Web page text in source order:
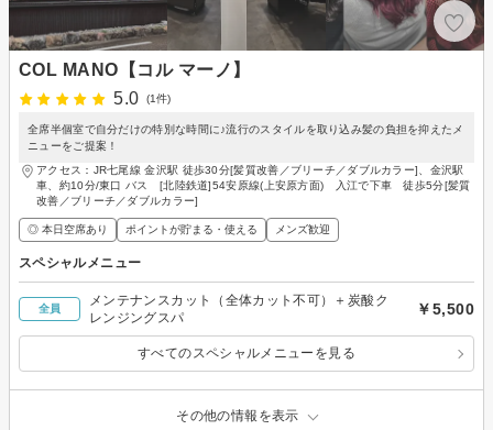
COL MANO【コル マーノ】
5.0
(1件)
全席半個室で自分だけの特別な時間に♪流行のスタイルを取り込み髪の負担を抑えたメ
ニューをご提案！
アクセス：JR七尾線 金沢駅 徒歩30分[髪質改善／ブリーチ／ダブルカラー]、金沢駅
車、約10分/東口 バス [北陸鉄道]54安原線(上安原方面) 入江で下車 徒歩5分[髪質
改善／ブリーチ／ダブルカラー]
◎ 本日空席あり ポイントが貯まる・使える メンズ歓迎
スペシャルメニュー
全員
メンテナンスカット（全体カット不可）＋炭酸ク
レンジングスパ
￥5,500
すべてのスペシャルメニューを見る
その他の情報を表示